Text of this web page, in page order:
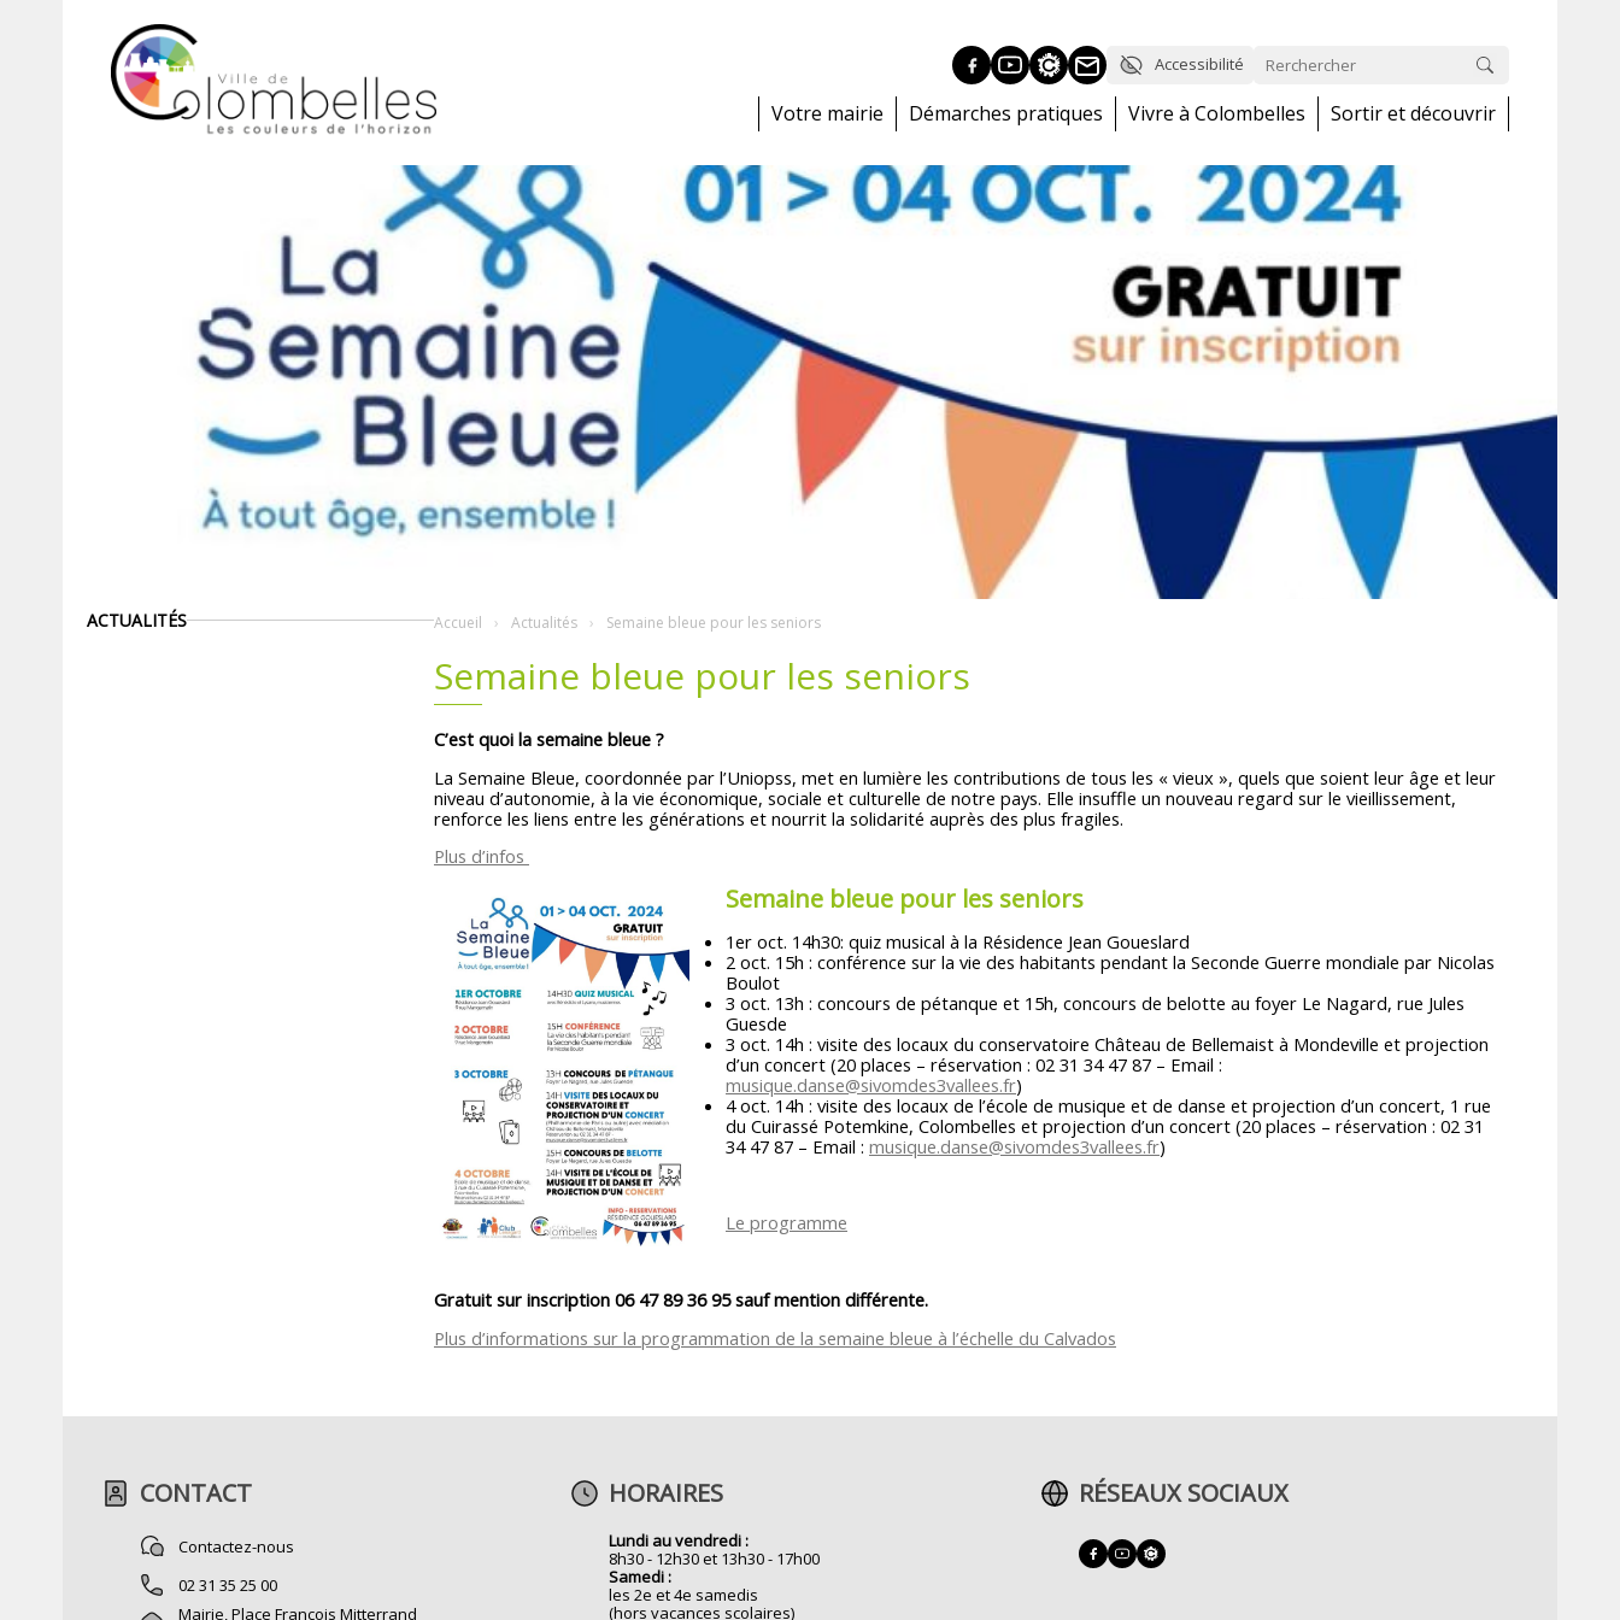
Accessibilité
Votre mairie Démarches pratiques Vivre à Colombelles Sortir et découvrir
ACTUALITÉS Accueil Actualités Semaine bleue pour les seniors
Semaine bleue pour les seniors
C’est quoi la semaine bleue ?
La Semaine Bleue, coordonnée par l’Uniopss, met en lumière les contributions de tous les « vieux », quels que soient leur âge et leur
niveau d’autonomie, à la vie économique, sociale et culturelle de notre pays. Elle insuffle un nouveau regard sur le vieillissement,
renforce les liens entre les générations et nourrit la solidarité auprès des plus fragiles.
Plus d’infos
Semaine bleue pour les seniors
1er oct. 14h30: quiz musical à la Résidence Jean Goueslard
2 oct. 15h : conférence sur la vie des habitants pendant la Seconde Guerre mondiale par Nicolas
Boulot
3 oct. 13h : concours de pétanque et 15h, concours de belotte au foyer Le Nagard, rue Jules
Guesde
3 oct. 14h : visite des locaux du conservatoire Château de Bellemaist à Mondeville et projection
d’un concert (20 places – réservation : 02 31 34 47 87 – Email :
musique.danse@sivomdes3vallees.fr)
4 oct. 14h : visite des locaux de l’école de musique et de danse et projection d’un concert, 1 rue
du Cuirassé Potemkine, Colombelles et projection d’un concert (20 places – réservation : 02 31
34 47 87 – Email : musique.danse@sivomdes3vallees.fr)
Le programme
Gratuit sur inscription 06 47 89 36 95 sauf mention différente.
Plus d’informations sur la programmation de la semaine bleue à l’échelle du Calvados
CONTACT
Contactez-nous
02 31 35 25 00
Mairie, Place François Mitterrand
HORAIRES
Lundi au vendredi :
8h30 - 12h30 et 13h30 - 17h00
Samedi :
les 2e et 4e samedis
(hors vacances scolaires)
RÉSEAUX SOCIAUX